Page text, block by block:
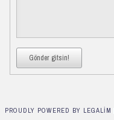
Gönder gitsin!
PROUDLY POWERED BY LEGALIM